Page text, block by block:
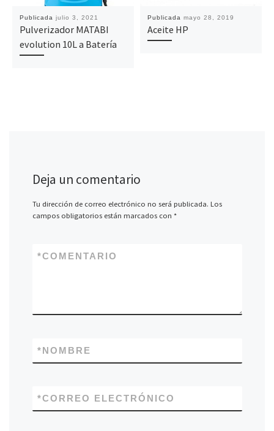
Publicada julio 3, 2021
Pulverizador MATABI
evolution 10L a Batería
Publicada mayo 28, 2019
Aceite HP
Deja un comentario
Tu dirección de correo electrónico no será publicada. Los
campos obligatorios están marcados con *
COMENTARIO
*
NOMBRE
*
CORREO ELECTRÓNICO
*